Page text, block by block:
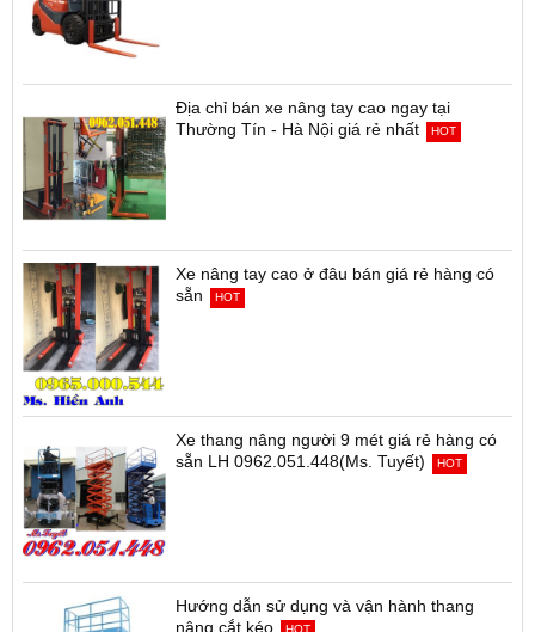
Địa chỉ bán xe nâng tay cao ngay tại
Thường Tín - Hà Nội giá rẻ nhất
HOT
Xe nâng tay cao ở đâu bán giá rẻ hàng có
sẵn
HOT
Xe thang nâng người 9 mét giá rẻ hàng có
sẵn LH 0962.051.448(Ms. Tuyết)
HOT
Hướng dẫn sử dụng và vận hành thang
nâng cắt kéo
HOT